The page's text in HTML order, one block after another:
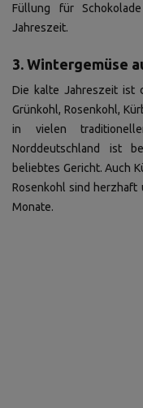
Füllung für
Jahreszeit.
3. Wintergemüse
Die kalte Jahreszeit ist
Grünkohl, Rosenkohl,
in vielen
Norddeutschland ist
beliebtes Gericht. Auch
Rosenkohl sind herzhaft
Monate.